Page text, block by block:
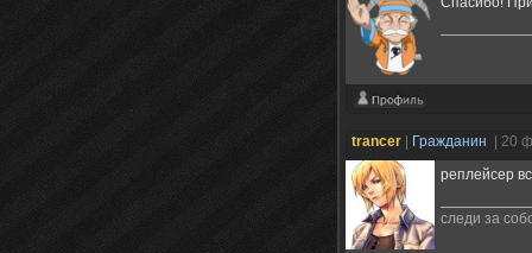
trancer Гражданин
| 20
реплейсер
следи за